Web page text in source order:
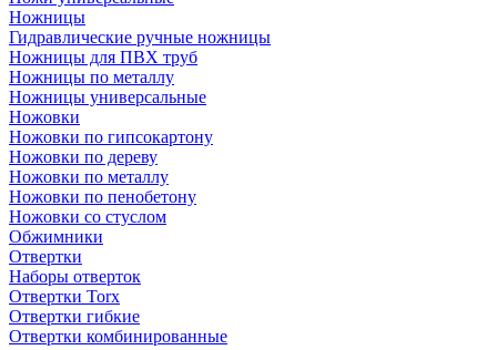
Ножницы
Гидравлические ручные ножницы
Ножницы для ПВХ труб
Ножницы по металлу
Ножницы универсальные
Ножовки
Ножовки по гипсокартону
Ножовки по дереву
Ножовки по металлу
Ножовки по пенобетону
Ножовки со стуслом
Обжимники
Отвертки
Наборы отверток
Отвертки Torx
Отвертки гибкие
Отвертки комбинированные